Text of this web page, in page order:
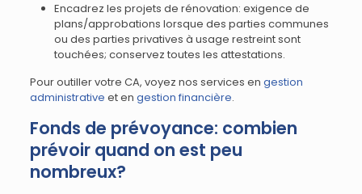
Encadrez les projets de rénovation: exigence de
plans/approbations lorsque des parties communes
ou des parties privatives à usage restreint sont
touchées; conservez toutes les attestations.
Pour outiller votre CA, voyez nos services en gestion
administrative et en gestion financière.
Fonds de prévoyance: combien
prévoir quand on est peu
nombreux?